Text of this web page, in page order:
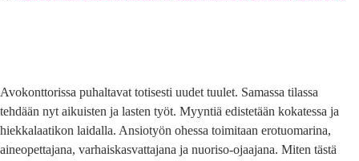
Avokonttorissa puhaltavat totisesti uudet tuulet. Samassa tilassa
tehdään nyt aikuisten ja lasten työt. Myyntiä edistetään kokatessa ja
hiekkalaatikon laidalla. Ansiotyön ohessa toimitaan erotuomarina,
aineopettajana, varhaiskasvattajana ja nuoriso-ojaajana. Miten tästä